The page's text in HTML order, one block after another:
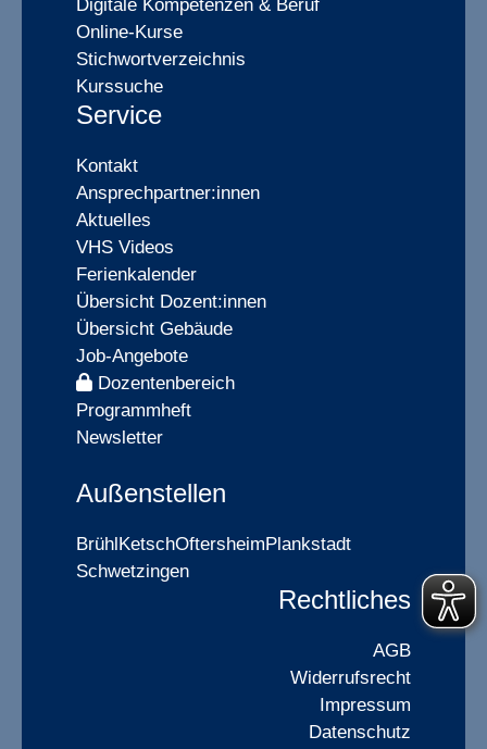
Digitale Kompetenzen & Beruf
Online-Kurse
Stichwortverzeichnis
Kurssuche
Service
Kontakt
Ansprechpartner:innen
Aktuelles
VHS Videos
Ferienkalender
Übersicht Dozent:innen
Übersicht Gebäude
Job-Angebote
Dozentenbereich
Programmheft
Newsletter
Außenstellen
BrühlKetschOftersheimPlankstadt
Schwetzingen
Rechtliches
AGB
Widerrufsrecht
Impressum
Datenschutz